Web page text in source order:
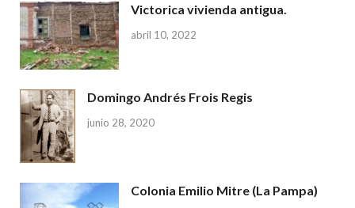
Victorica vivienda antigua.
abril 10, 2022
Domingo Andrés Frois Regis
junio 28, 2020
Colonia Emilio Mitre (La Pampa)